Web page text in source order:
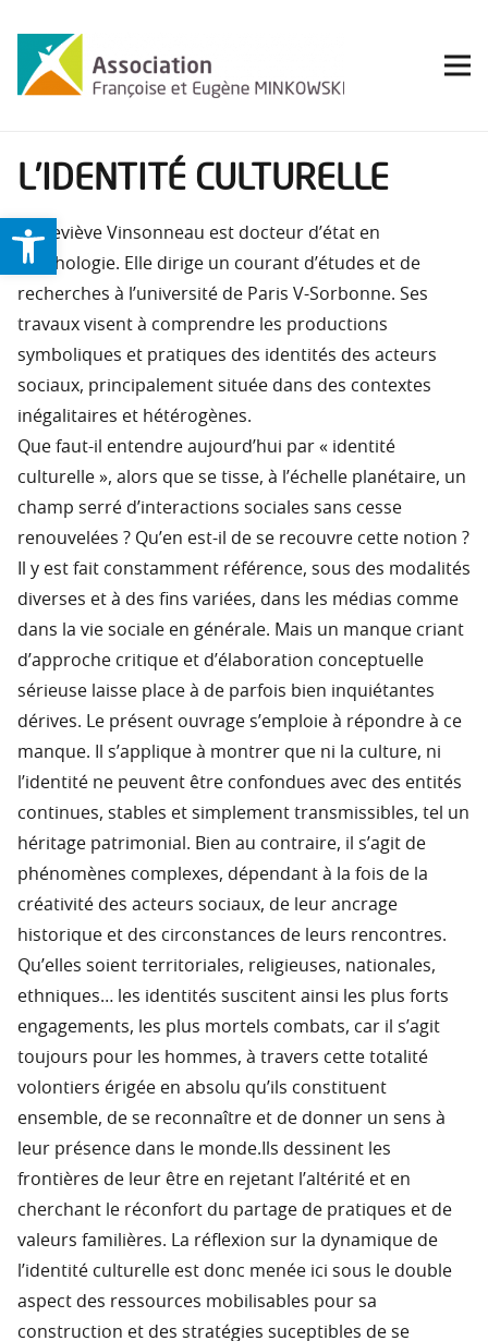
Ouvrir la barre d’outils
L’IDENTITÉ CULTURELLE
Geneviève Vinsonneau est docteur d’état en
psychologie. Elle dirige un courant d’études et de
recherches à l’université de Paris V-Sorbonne. Ses
travaux visent à comprendre les productions
symboliques et pratiques des identités des acteurs
sociaux, principalement située dans des contextes
inégalitaires et hétérogènes.
Que faut-il entendre aujourd’hui par « identité
culturelle », alors que se tisse, à l’échelle planétaire, un
champ serré d’interactions sociales sans cesse
renouvelées ? Qu’en est-il de se recouvre cette notion ?
Il y est fait constamment référence, sous des modalités
diverses et à des fins variées, dans les médias comme
dans la vie sociale en générale. Mais un manque criant
d’approche critique et d’élaboration conceptuelle
sérieuse laisse place à de parfois bien inquiétantes
dérives. Le présent ouvrage s’emploie à répondre à ce
manque. Il s’applique à montrer que ni la culture, ni
l’identité ne peuvent être confondues avec des entités
continues, stables et simplement transmissibles, tel un
héritage patrimonial. Bien au contraire, il s’agit de
phénomènes complexes, dépendant à la fois de la
créativité des acteurs sociaux, de leur ancrage
historique et des circonstances de leurs rencontres.
Qu’elles soient territoriales, religieuses, nationales,
ethniques… les identités suscitent ainsi les plus forts
engagements, les plus mortels combats, car il s’agit
toujours pour les hommes, à travers cette totalité
volontiers érigée en absolu qu’ils constituent
ensemble, de se reconnaître et de donner un sens à
leur présence dans le monde.Ils dessinent les
frontières de leur être en rejetant l’altérité et en
cherchant le réconfort du partage de pratiques et de
valeurs familières. La réflexion sur la dynamique de
l’identité culturelle est donc menée ici sous le double
aspect des ressources mobilisables pour sa
construction et des stratégies suceptibles de se